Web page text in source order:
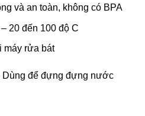
và an toàn, không có BPA
20 đến 100 độ C
máy rửa bát
Dùng để đựng đựng nước